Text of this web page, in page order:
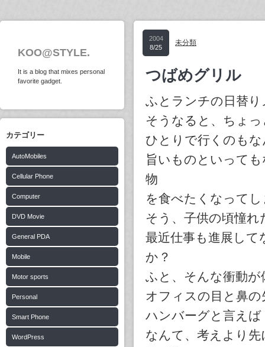
KOO@STYLE.
It is a blog that mixes personal
favorite gadget.
カテゴリー
AutoMobiles
Cellular Phone
Computer
DVD Movie
General PDA
Mobile
Motor sports
Personal
Smart Phone
WordPress
2004
8/25
未分類
つばめグリル
ふとランチの日替
そうなると、ちょ
ひとりで行くのも
旨いものといって
物
を食べたくなって
そう、子供の頃憧
最近仕事も進展し
か？
ふと、そんな衝動
オフィスの目と鼻
ハンバーグと言え
なんて、考えより